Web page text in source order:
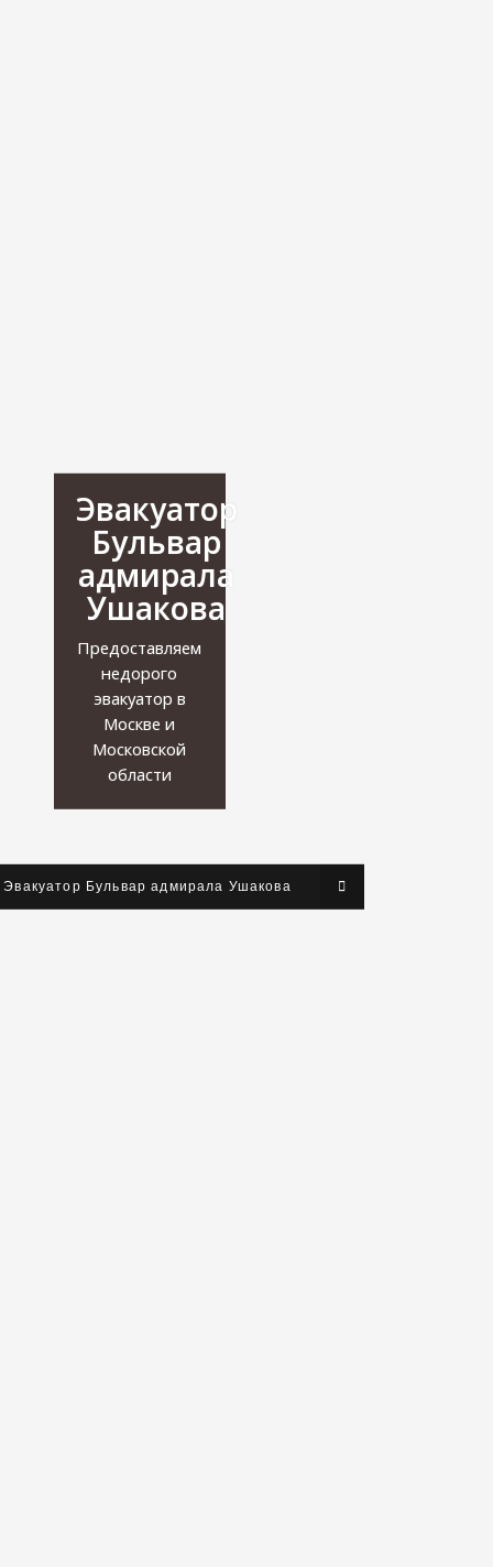
Эвакуатор
Бульвар
адмирала
Ушакова
Предоставляем
недорого
эвакуатор в
Москве и
Московской
области
Бульвар адмирала Ушакова